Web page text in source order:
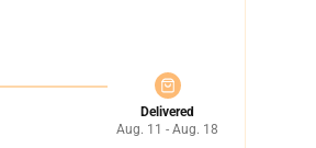
Delivered
Aug. 11 - Aug. 18